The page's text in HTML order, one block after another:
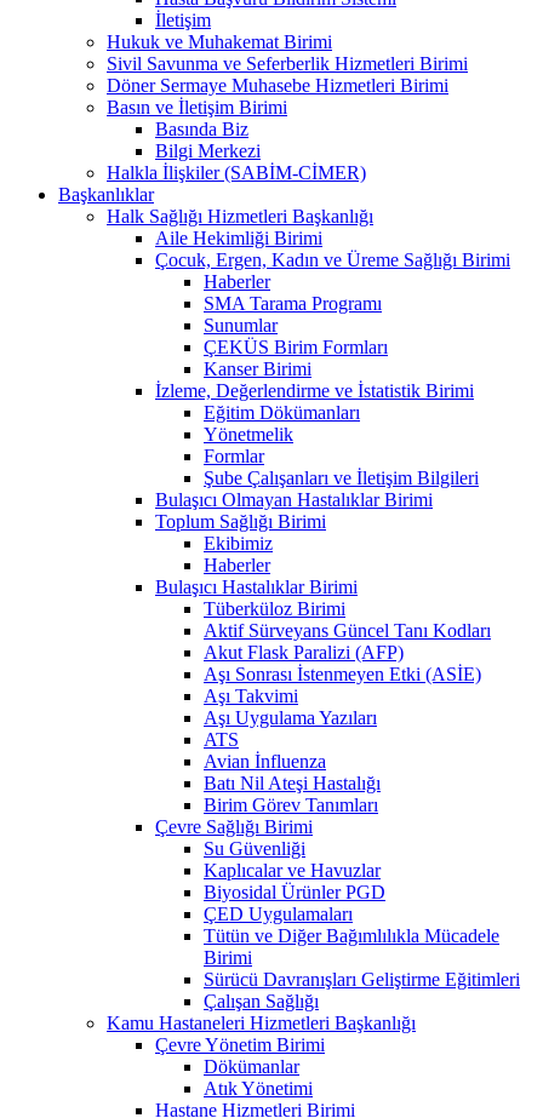
İletişim
Hukuk ve Muhakemat Birimi
Sivil Savunma ve Seferberlik Hizmetleri Birimi
Döner Sermaye Muhasebe Hizmetleri Birimi
Basın ve İletişim Birimi
Basında Biz
Bilgi Merkezi
Halkla İlişkiler (SABİM-CİMER)
Başkanlıklar
Halk Sağlığı Hizmetleri Başkanlığı
Aile Hekimliği Birimi
Çocuk, Ergen, Kadın ve Üreme Sağlığı Birimi
Haberler
SMA Tarama Programı
Sunumlar
ÇEKÜS Birim Formları
Kanser Birimi
İzleme, Değerlendirme ve İstatistik Birimi
Eğitim Dökümanları
Yönetmelik
Formlar
Şube Çalışanları ve İletişim Bilgileri
Bulaşıcı Olmayan Hastalıklar Birimi
Toplum Sağlığı Birimi
Ekibimiz
Haberler
Bulaşıcı Hastalıklar Birimi
Tüberküloz Birimi
Aktif Sürveyans Güncel Tanı Kodları
Akut Flask Paralizi (AFP)
Aşı Sonrası İstenmeyen Etki (ASİE)
Aşı Takvimi
Aşı Uygulama Yazıları
ATS
Avian İnfluenza
Batı Nil Ateşi Hastalığı
Birim Görev Tanımları
Çevre Sağlığı Birimi
Su Güvenliği
Kaplıcalar ve Havuzlar
Biyosidal Ürünler PGD
ÇED Uygulamaları
Tütün ve Diğer Bağımlılıkla Mücadele
Birimi
Sürücü Davranışları Geliştirme Eğitimleri
Çalışan Sağlığı
Kamu Hastaneleri Hizmetleri Başkanlığı
Çevre Yönetim Birimi
Dökümanlar
Atık Yönetimi
Hastane Hizmetleri Birimi